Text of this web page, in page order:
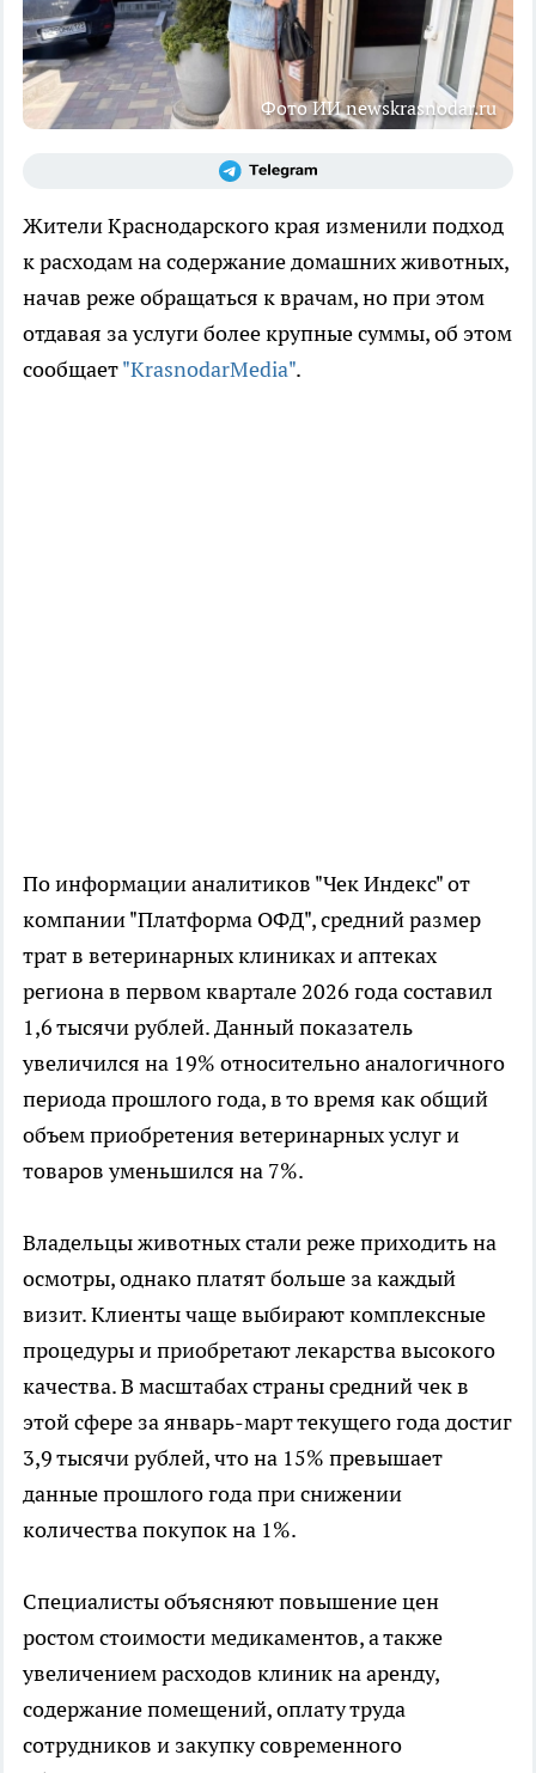
Фото ИИ newskrasnodar.ru
Жители Краснодарского края изменили подход
к расходам на содержание домашних животных,
начав реже обращаться к врачам, но при этом
отдавая за услуги более крупные суммы, об этом
сообщает"KrasnodarMedia".
По информации аналитиков "Чек Индекс" от
компании "Платформа ОФД", средний размер
трат в ветеринарных клиниках и аптеках
региона в первом квартале 2026 года составил
1,6 тысячи рублей. Данный показатель
увеличился на 19% относительно аналогичного
периода прошлого года, в то время как общий
объем приобретения ветеринарных услуг и
товаров уменьшился на 7%.
Владельцы животных стали реже приходить на
осмотры, однако платят больше за каждый
визит. Клиенты чаще выбирают комплексные
процедуры и приобретают лекарства высокого
качества. В масштабах страны средний чек в
этой сфере за январь-март текущего года достиг
3,9 тысячи рублей, что на 15% превышает
данные прошлого года при снижении
количества покупок на 1%.
Специалисты объясняют повышение цен
ростом стоимости медикаментов, а также
увеличением расходов клиник на аренду,
содержание помещений, оплату труда
сотрудников и закупку современного